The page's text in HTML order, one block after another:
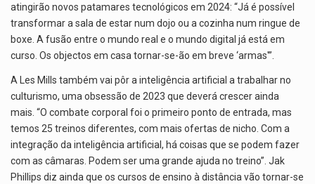
atingirão novos patamares tecnológicos em 2024: “Já é possível
transformar a sala de estar num dojo ou a cozinha num ringue de
boxe. A fusão entre o mundo real e o mundo digital já está em
curso. Os objectos em casa tornar-se-ão em breve ‘armas'”.
A Les Mills também vai pôr a inteligência artificial a trabalhar no
culturismo, uma obsessão de 2023 que deverá crescer ainda
mais. “O combate corporal foi o primeiro ponto de entrada, mas
temos 25 treinos diferentes, com mais ofertas de nicho. Com a
integração da inteligência artificial, há coisas que se podem fazer
com as câmaras. Podem ser uma grande ajuda no treino”. Jak
Phillips diz ainda que os cursos de ensino à distância vão tornar-se